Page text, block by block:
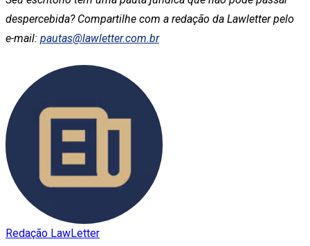
despercebida? Compartilhe com a redação da Lawletter pelo
e-mail: pautas@lawletter.com.br
Redação LawLetter